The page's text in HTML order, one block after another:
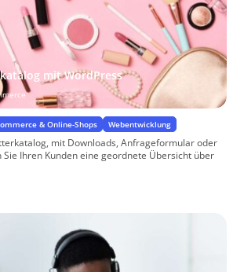
mit WordPress
& Online-Shops Webentwicklung
mit Downloads, Anfrageformular oder
Sie Ihren Kunden eine geordnete Übersicht über